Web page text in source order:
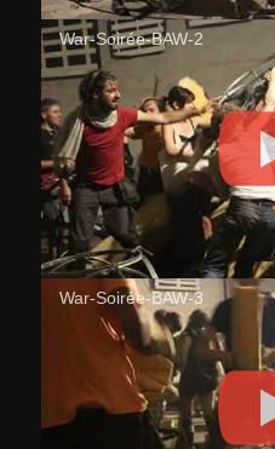
War-Soirée-BAW-2
War-Soirée-BAW-3